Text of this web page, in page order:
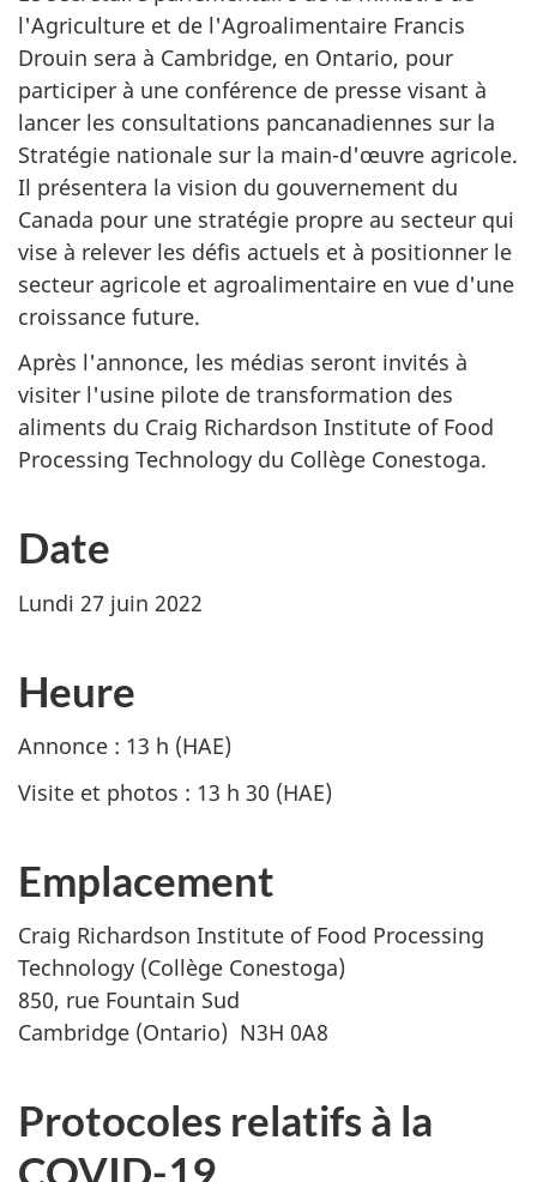
l'Agriculture et de l'Agroalimentaire Francis
Drouin sera à Cambridge, en Ontario, pour
participer à une conférence de presse visant à
lancer les consultations pancanadiennes sur la
Stratégie nationale sur la main-d'œuvre agricole.
Il présentera la vision du gouvernement du
Canada pour une stratégie propre au secteur qui
vise à relever les défis actuels et à positionner le
secteur agricole et agroalimentaire en vue d'une
croissance future.
Après l'annonce, les médias seront invités à
visiter l'usine pilote de transformation des
aliments du Craig Richardson Institute of Food
Processing Technology du Collège Conestoga.
Date
Lundi 27 juin 2022
Heure
Annonce : 13 h (HAE)
Visite et photos : 13 h 30 (HAE)
Emplacement
Craig Richardson Institute of Food Processing
Technology (Collège Conestoga)
850, rue Fountain Sud
Cambridge (Ontario) N3H 0A8
Protocoles relatifs à la
COVID-19